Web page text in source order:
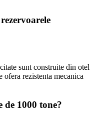
sunt construite din otel
rezistenta mecanica
de 1000 tone?